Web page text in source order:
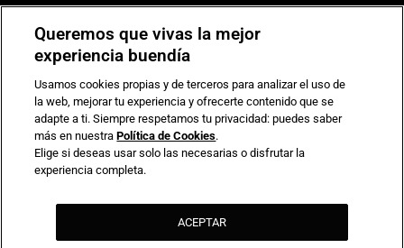
Compromiso de seguridad en pagos electrónicos
Queremos que vivas la mejor
experiencia buendía
Usamos cookies propias y de terceros para analizar el uso de
la web, mejorar tu experiencia y ofrecerte contenido que se
adapte a ti. Siempre respetamos tu privacidad: puedes saber
más en nuestraPolítica de Cookies.
Elige si deseas usar solo las necesarias o disfrutar la
experiencia completa.
ACEPTAR